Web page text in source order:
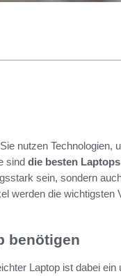
nutzen Technologien,
sind die besten
sein, sondern
werden die wichtigsten
benötigen
Laptop ist dabei ein